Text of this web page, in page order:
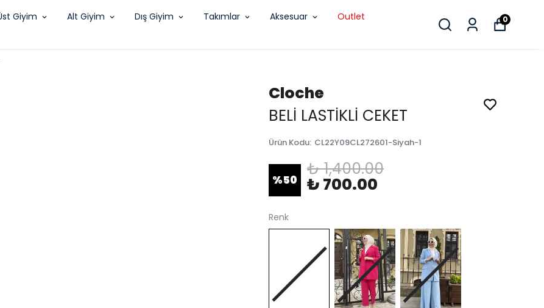
Giyim Alt Giyim Dış Giyim Takımlar Aksesuar
Outlet
0
Cloche
BELİ LASTİKLİ CEKET
Ürün Kodu: CL22Y09CL272601-Siyah-1
%50
₺ 1,400.00
₺ 700.00
Renk